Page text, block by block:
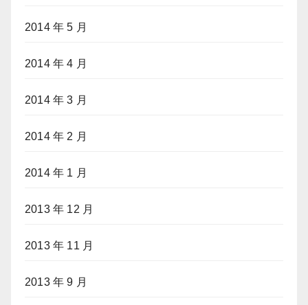
2014 年 5 月
2014 年 4 月
2014 年 3 月
2014 年 2 月
2014 年 1 月
2013 年 12 月
2013 年 11 月
2013 年 9 月